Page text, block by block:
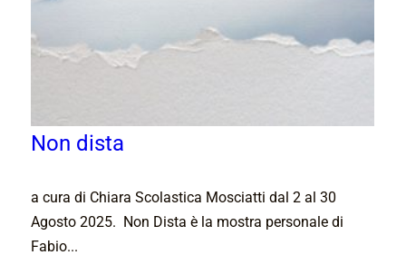
Non dista
a cura di Chiara Scolastica Mosciatti dal 2 al 30
Agosto 2025. Non Dista è la mostra personale di
Fabio...